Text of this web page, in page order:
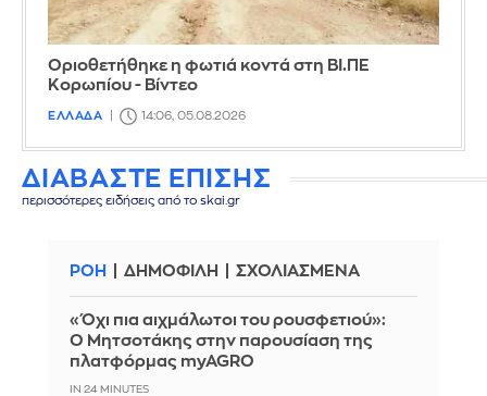
Οριοθετήθηκε η φωτιά κοντά στη ΒΙ.ΠΕ
Κορωπίου - Βίντεο
ΕΛΛΑΔΑ 14:06, 05.08.2026
ΔΙΑΒΑΣΤΕ ΕΠΙΣΗΣ
περισσότερες ειδήσεις από το skai.gr
ΡΟΗ ΔΗΜΟΦΙΛΗ ΣΧΟΛΙΑΣΜΕΝΑ
«Όχι πια αιχμάλωτοι του ρουσφετιού»:
Ο Μητσοτάκης στην παρουσίαση της
πλατφόρμας myAGRO
IN 24 MINUTES